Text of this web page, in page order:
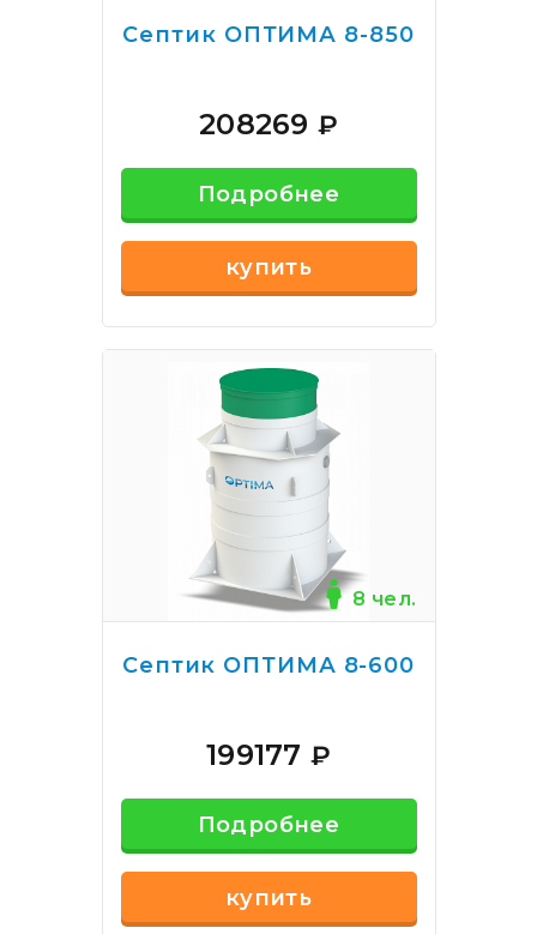
Септик ОПТИМА 8-850
208269 ₽
Подробнее
купить
8 чел.
Септик ОПТИМА 8-600
199177 ₽
Подробнее
купить